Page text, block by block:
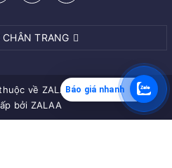
TRANG
về ZALAA JSC
bởi ZALAA
Báo giá nhanh